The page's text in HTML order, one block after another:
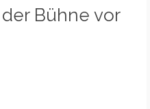
Bühne vor